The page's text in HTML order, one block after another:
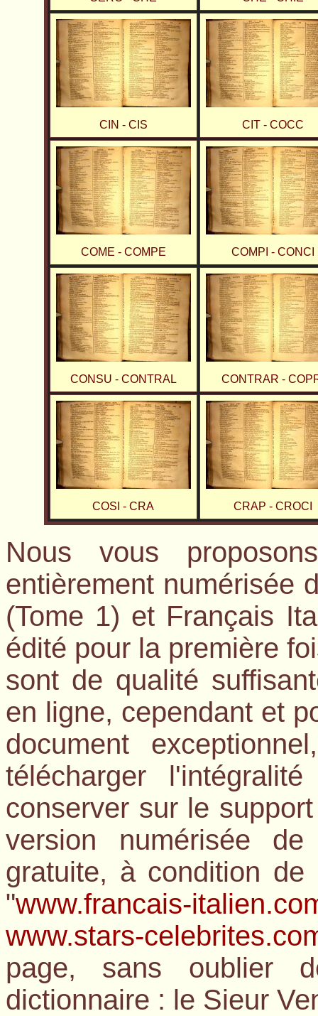
CIN - CIS CIT - COCC
COME - COMPE COMPI - CONCI
CONSU - CONTRAL CONTRAR -
COSI - CRA CRAP - CROCI
Nous vous
entièrement numérisée
(Tome 1) et Français
édité pour la première
sont de qualité
en ligne, cependant et
document
télécharger
conserver sur le
version numérisée
gratuite, à condition
"www.francais-
www.stars-
page, sans oublier
dictionnaire : le Sieur